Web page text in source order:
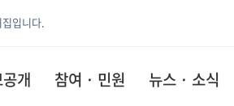
입니다.
개 참여 · 민원 뉴스 · 소식